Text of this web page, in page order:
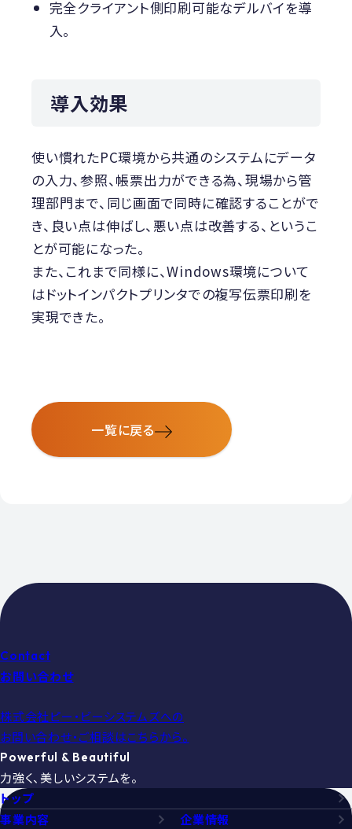
完全クライアント側印刷可能なデルバイを導
入。
導入効果
使い慣れたPC環境から共通のシステムにデータ
の入力、参照、帳票出力ができる為、現場から管
理部門まで、同じ画面で同時に確認することがで
き、良い点は伸ばし、悪い点は改善する、というこ
とが可能になった。
また、これまで同様に、Windows環境について
はドットインパクトプリンタでの複写伝票印刷を
実現できた。
一覧に戻る
Contact
お問い合わせ
株式会社ピー・ビーシステムズへの
お問い合わせ・ご相談はこちらから。
Powerful & Beautiful
力強く、美しいシステムを。
トップ
事業内容
企業情報